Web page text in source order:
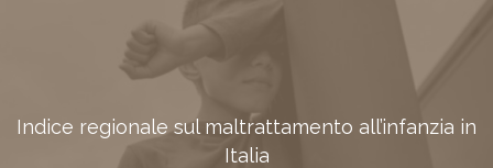
Indice regionale sul maltrattamento all’infanzia in
Italia